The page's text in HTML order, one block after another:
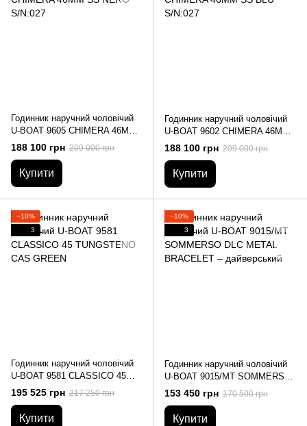
Годинник наручний чоловічий
U-BOAT 9605 CHIMERA 46MM
SS NERO S/N:027
188 100 грн 209 000 грн
Купити
Годинник наручний чоловічий
U-BOAT 9602 CHIMERA 46MM
SS BLU S/N:027
188 100 грн 209 000 грн
Купити
−10%
3
Годинник наручний чоловічий
U-BOAT 9581 CLASSICO 45
TUNGSTENO CAS GREEN
195 525 грн 217 250 грн
Купити
−10%
3
Годинник наручний чоловічий
U-BOAT 9015/MT SOMMERSO
DLC METAL BRACELET –
дайверський
153 450 грн 170 500 грн
Купити